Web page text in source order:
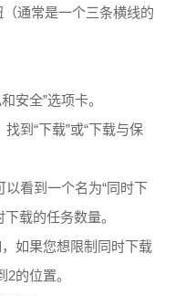
通常是一个三条横线的
安全”选项卡。
找到“下载”或“下载与保
以看到一个名为“同时下
载的任务数量。
如果您想限制同时下载
的位置。